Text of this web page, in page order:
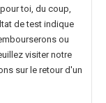
toi, du coup,
de test indique
ou
visiter notre
sur le retour d'un